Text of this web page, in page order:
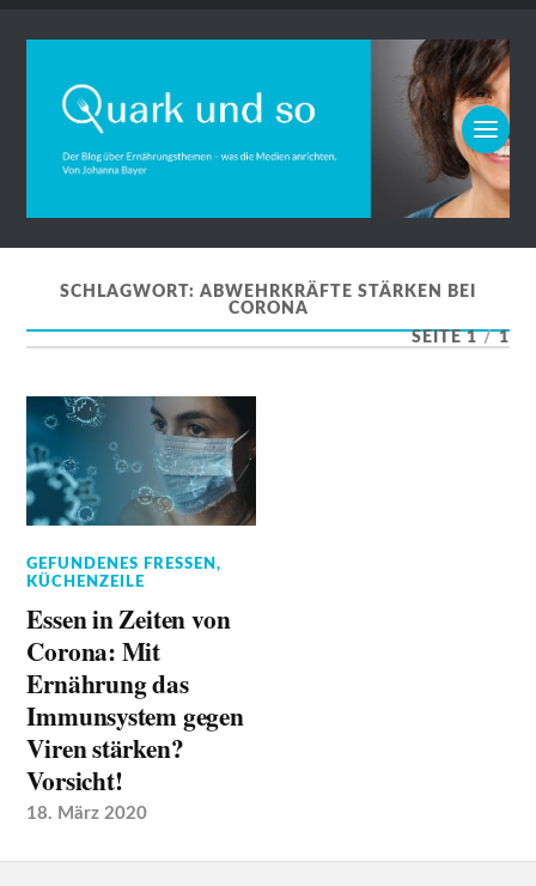
SCHLAGWORT: ABWEHRKRÄFTE STÄRKEN BEI
CORONA
SEITE 1 / 1
GEFUNDENES FRESSEN,
KÜCHENZEILE
Essen in Zeiten von
Corona: Mit
Ernährung das
Immunsystem gegen
Viren stärken?
Vorsicht!
18. März 2020